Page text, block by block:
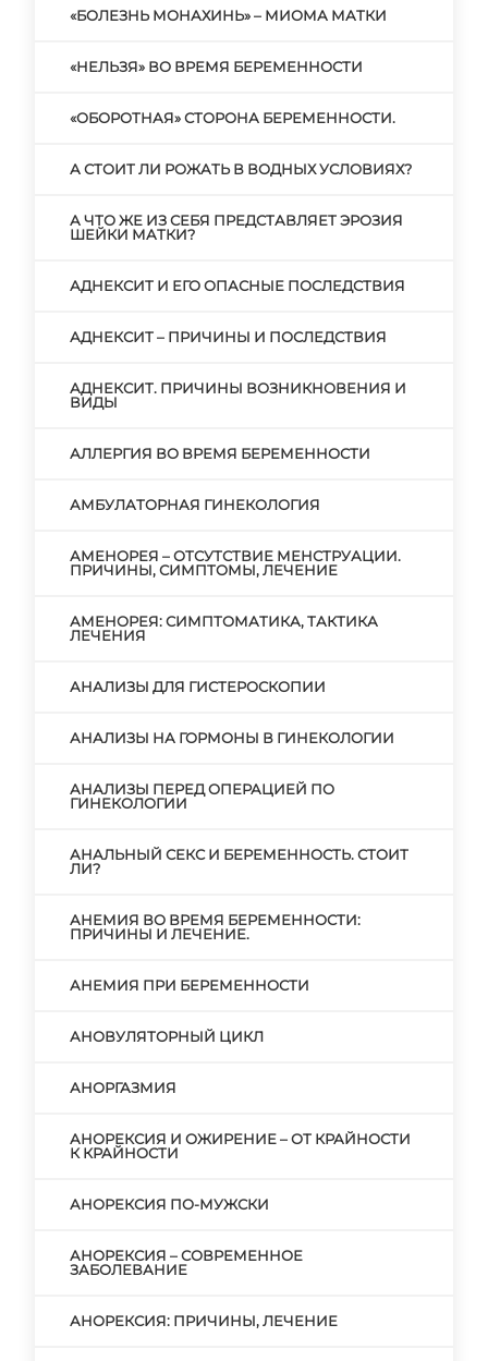
«БОЛЕЗНЬ МОНАХИНЬ» – МИОМА МАТКИ
«НЕЛЬЗЯ» ВО ВРЕМЯ БЕРЕМЕННОСТИ
«ОБОРОТНАЯ» СТОРОНА БЕРЕМЕННОСТИ.
А СТОИТ ЛИ РОЖАТЬ В ВОДНЫХ УСЛОВИЯХ?
А ЧТО ЖЕ ИЗ СЕБЯ ПРЕДСТАВЛЯЕТ ЭРОЗИЯ
ШЕЙКИ МАТКИ?
АДНЕКСИТ И ЕГО ОПАСНЫЕ ПОСЛЕДСТВИЯ
АДНЕКСИТ – ПРИЧИНЫ И ПОСЛЕДСТВИЯ
АДНЕКСИТ. ПРИЧИНЫ ВОЗНИКНОВЕНИЯ И
ВИДЫ
АЛЛЕРГИЯ ВО ВРЕМЯ БЕРЕМЕННОСТИ
АМБУЛАТОРНАЯ ГИНЕКОЛОГИЯ
АМЕНОРЕЯ – ОТСУТСТВИЕ МЕНСТРУАЦИИ.
ПРИЧИНЫ, СИМПТОМЫ, ЛЕЧЕНИЕ
АМЕНОРЕЯ: СИМПТОМАТИКА, ТАКТИКА
ЛЕЧЕНИЯ
АНАЛИЗЫ ДЛЯ ГИСТЕРОСКОПИИ
АНАЛИЗЫ НА ГОРМОНЫ В ГИНЕКОЛОГИИ
АНАЛИЗЫ ПЕРЕД ОПЕРАЦИЕЙ ПО
ГИНЕКОЛОГИИ
АНАЛЬНЫЙ СЕКС И БЕРЕМЕННОСТЬ. СТОИТ
ЛИ?
АНЕМИЯ ВО ВРЕМЯ БЕРЕМЕННОСТИ:
ПРИЧИНЫ И ЛЕЧЕНИЕ.
АНЕМИЯ ПРИ БЕРЕМЕННОСТИ
АНОВУЛЯТОРНЫЙ ЦИКЛ
АНОРГАЗМИЯ
АНОРЕКСИЯ И ОЖИРЕНИЕ – ОТ КРАЙНОСТИ
К КРАЙНОСТИ
АНОРЕКСИЯ ПО-МУЖСКИ
АНОРЕКСИЯ – СОВРЕМЕННОЕ
ЗАБОЛЕВАНИЕ
АНОРЕКСИЯ: ПРИЧИНЫ, ЛЕЧЕНИЕ